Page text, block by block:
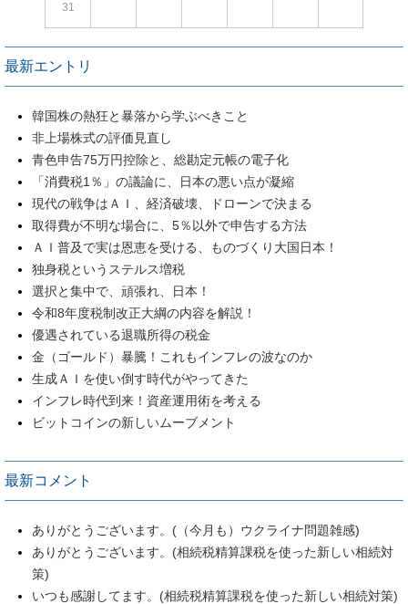
31
最新エントリ
韓国株の熱狂と暴落から学ぶべきこと
非上場株式の評価見直し
青色申告75万円控除と、総勘定元帳の電子化
「消費税1％」の議論に、日本の悪い点が凝縮
現代の戦争はＡＩ、経済破壊、ドローンで決まる
取得費が不明な場合に、5％以外で申告する方法
ＡＩ普及で実は恩恵を受ける、ものづくり大国日本！
独身税というステルス増税
選択と集中で、頑張れ、日本！
令和8年度税制改正大綱の内容を解説！
優遇されている退職所得の税金
金（ゴールド）暴騰！これもインフレの波なのか
生成ＡＩを使い倒す時代がやってきた
インフレ時代到来！資産運用術を考える
ビットコインの新しいムーブメント
最新コメント
ありがとうございます。(（今月も）ウクライナ問題雑感)
ありがとうございます。(相続税精算課税を使った新しい相続対
策)
いつも感謝してます。(相続税精算課税を使った新しい相続対策)